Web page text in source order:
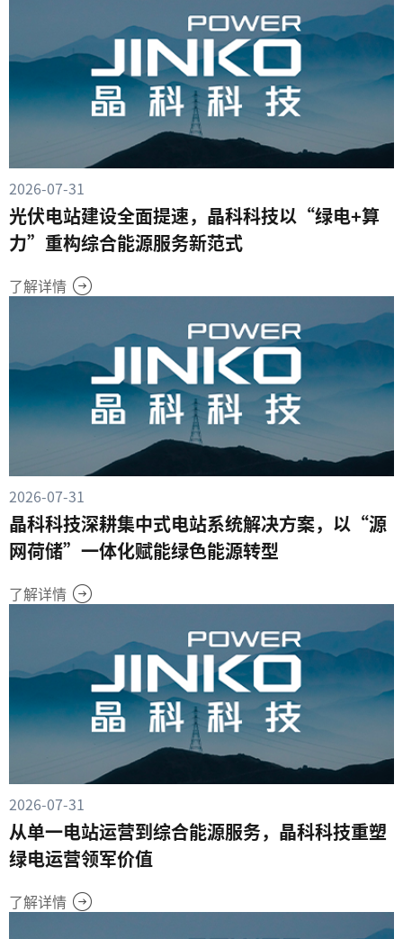
2026-07-31
光伏电站建设全面提速，晶科科技以“绿电+算
力”重构综合能源服务新范式
了解详情
2026-07-31
晶科科技深耕集中式电站系统解决方案，以“源
网荷储”一体化赋能绿色能源转型
了解详情
2026-07-31
从单一电站运营到综合能源服务，晶科科技重塑
绿电运营领军价值
了解详情